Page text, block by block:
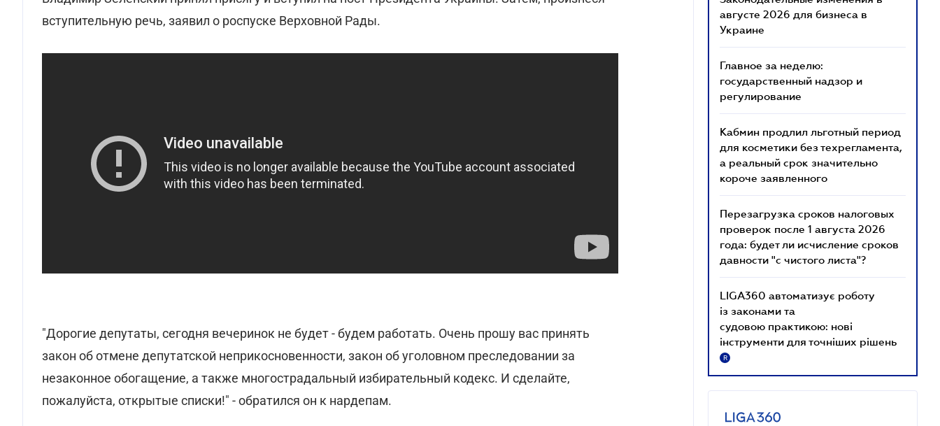
вступительную речь, заявил о роспуске Верховной Рады.
"Дорогие депутаты, сегодня вечеринок не будет - будем работать. Очень прошу вас принять
закон об отмене депутатской неприкосновенности, закон об уголовном преследовании за
незаконное обогащение, а также многострадальный избирательный кодекс. И сделайте,
пожалуйста, открытые списки!" - обратился он к нардепам.
августе 2026 для бизнеса в
Украине
Главное за неделю:
государственный надзор и
регулирование
Кабмин продлил льготный период
для косметики без техрегламента,
а реальный срок значительно
короче заявленного
Перезагрузка сроков налоговых
проверок после 1 августа 2026
года: будет ли исчисление сроков
давности "с чистого листа"?
LIGA360 автоматизує роботу
із законами та
судовою практикою: нові
інструменти для точніших рішень
R